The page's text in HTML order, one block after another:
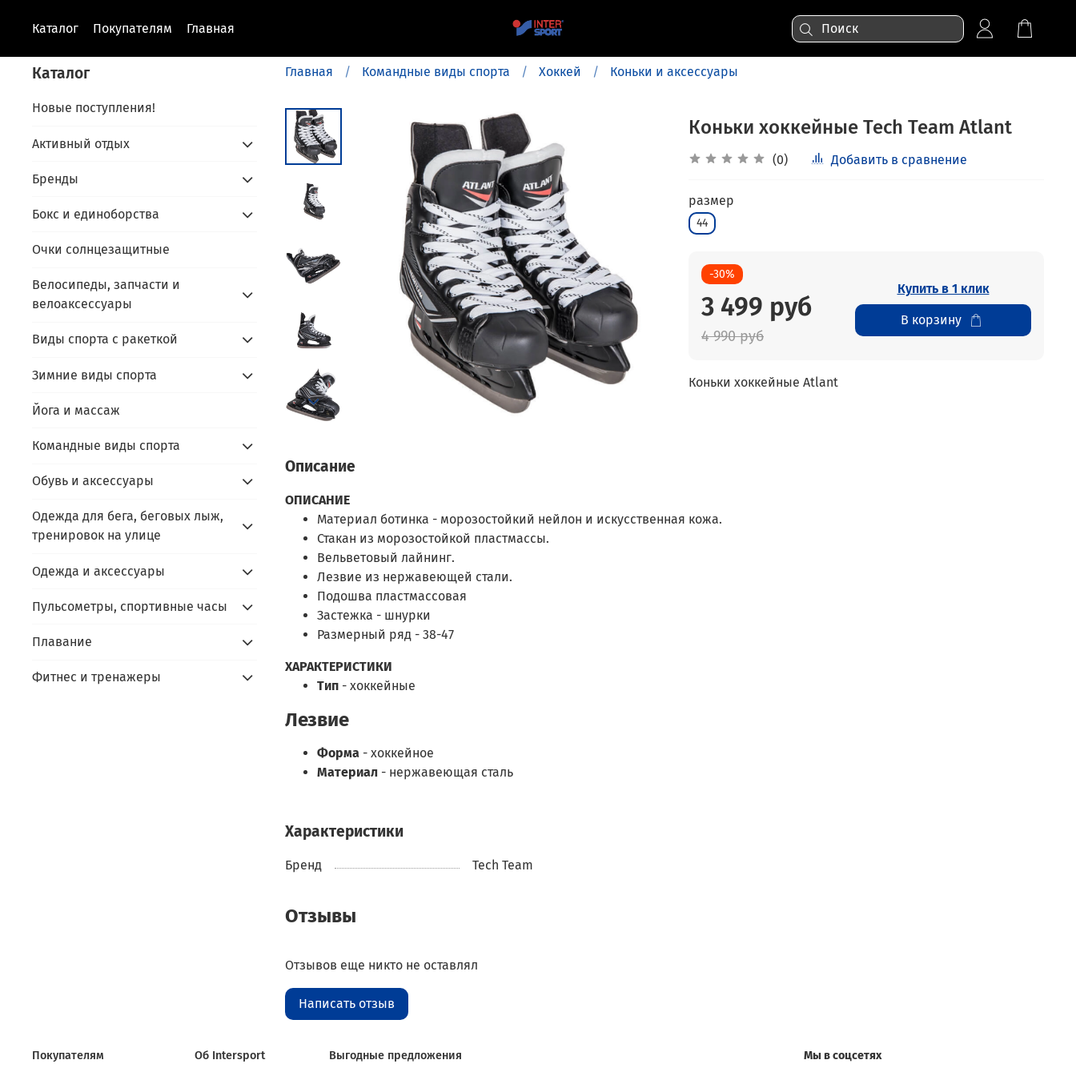
Каталог Покупателям Главная
Главная Командные виды спорта Хоккей Коньки и аксессуары
Коньки хоккейные Tech Team Atlant
(0) Добавить в сравнение
размер
44
-30%
3 499 руб
4 990 руб
Купить в 1 клик
В корзину
Коньки хоккейные Atlant
Описание
ОПИСАНИЕ
Материал ботинка - морозостойкий нейлон и искусственная кожа.
Стакан из морозостойкой пластмассы.
Вельветовый лайнинг.
Лезвие из нержавеющей стали.
Подошва пластмассовая
Застежка - шнурки
Размерный ряд - 38-47
ХАРАКТЕРИСТИКИ
Тип - хоккейные
Лезвие
Форма - хоккейное
Материал - нержавеющая сталь
Характеристики
Бренд Tech Team
Отзывы
Отзывов еще никто не оставлял
Написать отзыв
Каталог
Новые поступления!
Активный отдых
Бренды
Бокс и единоборства
Очки солнцезащитные
Велосипеды, запчасти и
велоаксессуары
Виды спорта с ракеткой
Зимние виды спорта
Йога и массаж
Командные виды спорта
Обувь и аксессуары
Одежда для бега, беговых лыж,
тренировок на улице
Одежда и аксессуары
Пульсометры, спортивные часы
Плавание
Фитнес и тренажеры
Покупателям Об Intersport Выгодные предложения Мы в соцсетях